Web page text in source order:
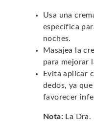
Usa una
específica
noches.
Masajea la
para mejorar
Evita aplicar
dedos, ya
favorecer
Nota: La Dra.